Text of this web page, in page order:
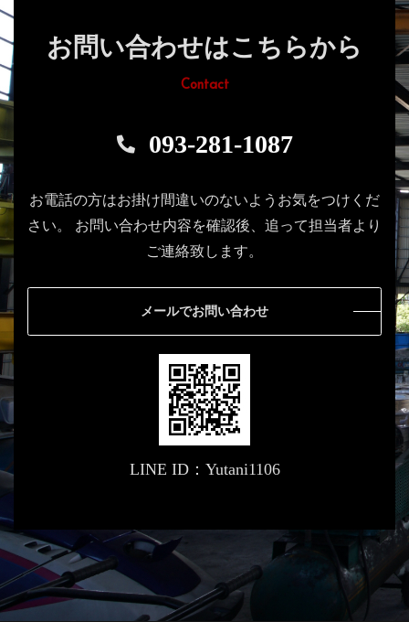
お問い合わせはこちらから
Contact
093-281-1087
お電話の方はお掛け間違いのないようお気をつけくだ
さい。
お問い合わせ内容を確認後、追って担当者より
ご連絡致します。
メールでお問い合わせ
LINE ID：Yutani1106